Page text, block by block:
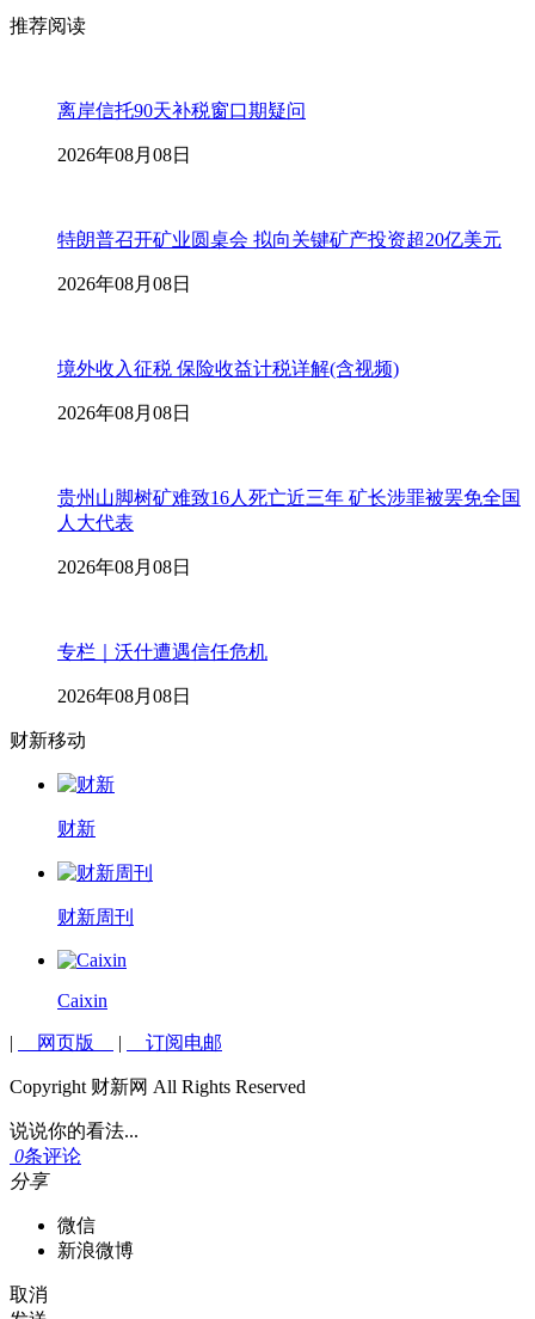
推荐阅读
离岸信托90天补税窗口期疑问
2026年08月08日
特朗普召开矿业圆桌会 拟向关键矿产投资超20亿美元
2026年08月08日
境外收入征税 保险收益计税详解(含视频)
2026年08月08日
贵州山脚树矿难致16人死亡近三年 矿长涉罪被罢免全国
人大代表
2026年08月08日
专栏｜沃什遭遇信任危机
2026年08月08日
财新移动
财新
财新周刊
Caixin
| 网页版 | 订阅电邮
Copyright 财新网 All Rights Reserved
说说你的看法...
0条评论
分享
微信
新浪微博
取消